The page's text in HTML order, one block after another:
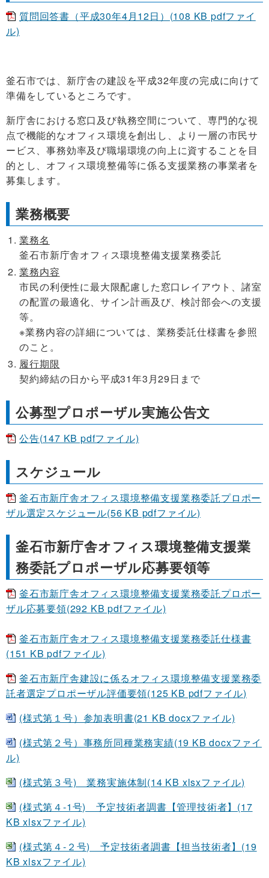
質問回答書（平成30年4月12日）(108 KB pdfファイ
ル)
釜石市では、新庁舎の建設を平成32年度の完成に向けて
準備をしているところです。
新庁舎における窓口及び執務空間について、専門的な視
点で機能的なオフィス環境を創出し、より一層の市民サ
ービス、事務効率及び職場環境の向上に資することを目
的とし、オフィス環境整備等に係る支援業務の事業者を
募集します。
業務概要
業務名
釜石市新庁舎オフィス環境整備支援業務委託
業務内容
市民の利便性に最大限配慮した窓口レイアウト、諸室
の配置の最適化、サイン計画及び、検討部会への支援
等。
※業務内容の詳細については、業務委託仕様書を参照
のこと。
履行期限
契約締結の日から平成31年3月29日まで
公募型プロポーザル実施公告文
公告(147 KB pdfファイル)
スケジュール
釜石市新庁舎オフィス環境整備支援業務委託プロポー
ザル選定スケジュール(56 KB pdfファイル)
釜石市新庁舎オフィス環境整備支援業
務委託プロポーザル応募要領等
釜石市新庁舎オフィス環境整備支援業務委託プロポー
ザル応募要領(292 KB pdfファイル)
釜石市新庁舎オフィス環境整備支援業務委託仕様書
(151 KB pdfファイル)
釜石市新庁舎建設に係るオフィス環境整備支援業務委
託者選定プロポーザル評価要領(125 KB pdfファイル)
(様式第１号）参加表明書(21 KB docxファイル)
(様式第２号）事務所同種業務実績(19 KB docxファイ
ル)
(様式第３号) 業務実施体制(14 KB xlsxファイル)
(様式第４-1号) 予定技術者調書【管理技術者】(17
KB xlsxファイル)
(様式第４-２号) 予定技術者調書【担当技術者】(19
KB xlsxファイル)